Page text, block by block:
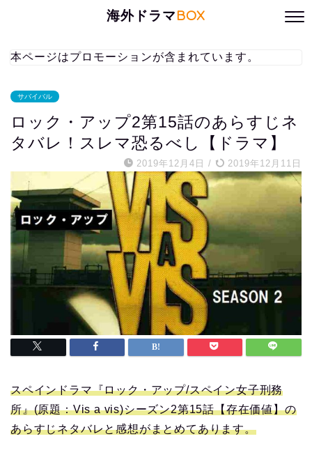
海外ドラマBOX
本ページはプロモーションが含まれています。
サバイバル
ロック・アップ2第15話のあらすじネ
タバレ！スレマ恐るべし【ドラマ】
2019年12月4日 / 2019年12月11日
スペインドラマ『ロック・アップ/スペイン女子刑務
所』(原題：Vis a vis)シーズン2第15話【存在価値】の
あらすじネタバレと感想がまとめてあります。